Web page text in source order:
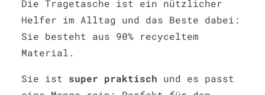
Die Tragetasche ist ein nützlicher
Helfer im Alltag und das Beste dabei:
Sie besteht aus 90% recyceltem
Material.
Sie ist super praktisch und es passt